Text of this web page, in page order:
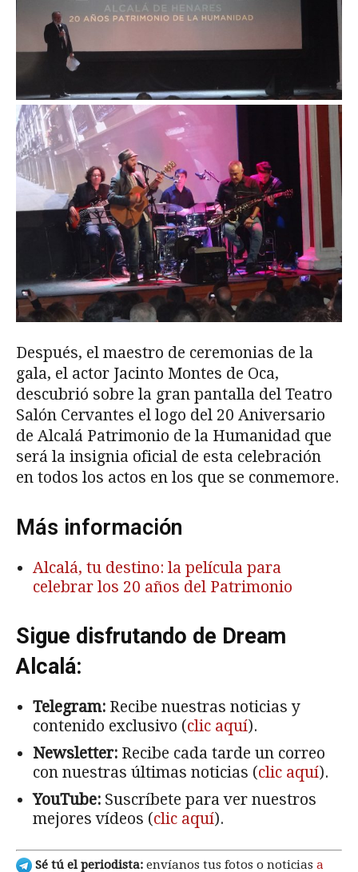
Después, el maestro de ceremonias de la
gala, el actor Jacinto Montes de Oca,
descubrió sobre la gran pantalla del Teatro
Salón Cervantes el logo del 20 Aniversario
de Alcalá Patrimonio de la Humanidad que
será la insignia oficial de esta celebración
en todos los actos en los que se conmemore.
Más información
Alcalá, tu destino: la película para
celebrar los 20 años del Patrimonio
Sigue disfrutando de Dream
Alcalá:
Telegram: Recibe nuestras noticias y
contenido exclusivo (clic aquí).
Newsletter: Recibe cada tarde un correo
con nuestras últimas noticias (clic aquí).
YouTube: Suscríbete para ver nuestros
mejores vídeos (clic aquí).
Sé tú el periodista: envíanos tus fotos o noticias a